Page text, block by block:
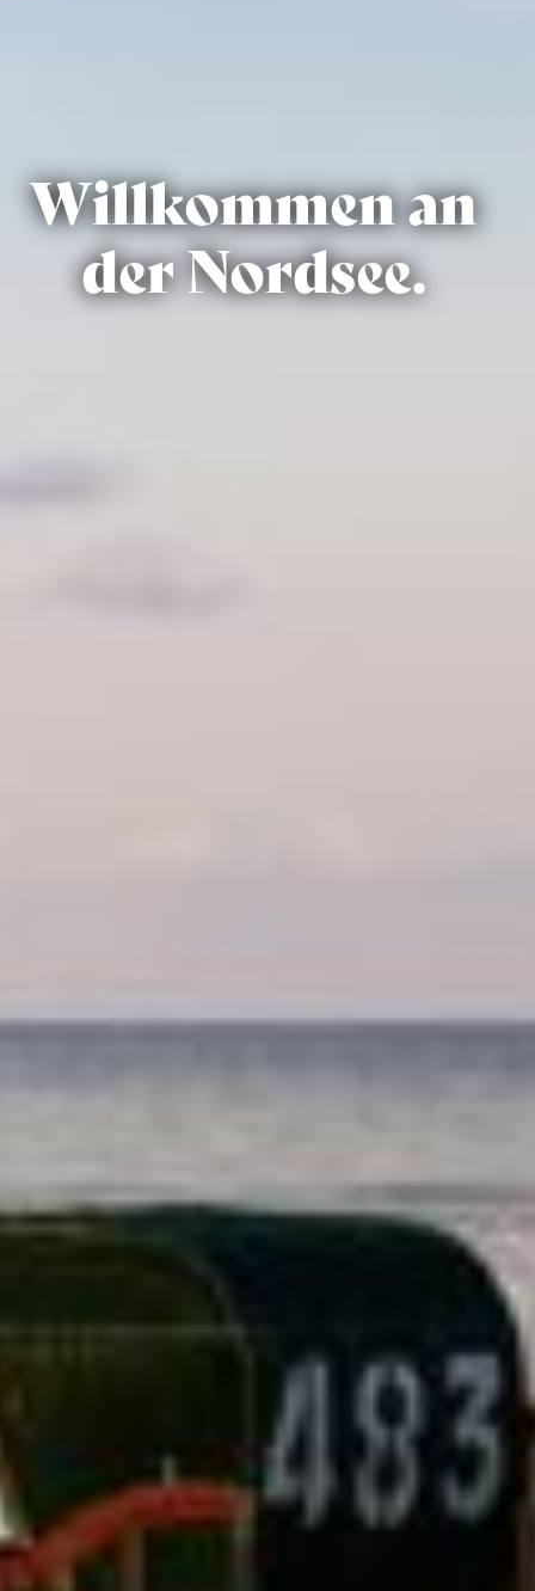
Willkommen an
der Nordsee.